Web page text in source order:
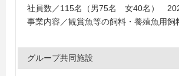
社員数／115名（男75名 女40名）
事業内容／観賞魚等の飼料・養殖魚用飼
グループ共同施設